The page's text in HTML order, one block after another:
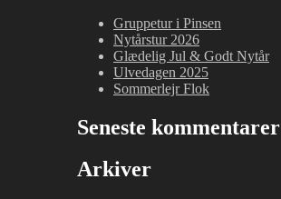
Gruppetur i Pinsen
Nytårstur 2026
Glædelig Jul & Godt Nytår
Ulvedagen 2025
Sommerlejr Flok
Seneste kommentarer
Arkiver